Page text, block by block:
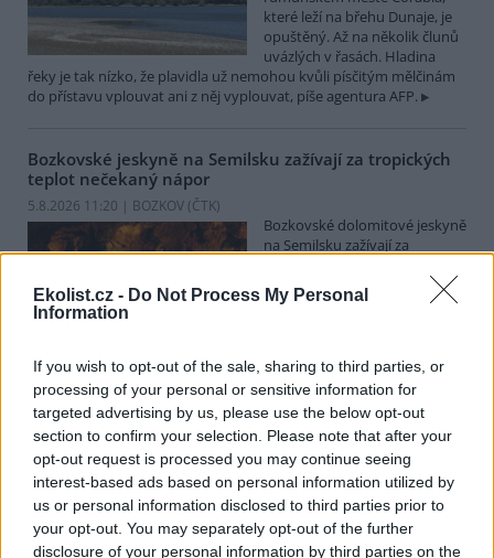
Ekolist.cz - Do Not Process My Personal
Information
If you wish to opt-out of the sale, sharing to third parties, or
processing of your personal or sensitive information for
targeted advertising by us, please use the below opt-out
section to confirm your selection. Please note that after your
opt-out request is processed you may continue seeing
interest-based ads based on personal information utilized by
us or personal information disclosed to third parties prior to
your opt-out. You may separately opt-out of the further
disclosure of your personal information by third parties on the
které leží na břehu Dunaje, je
opuštěný. Až na několik člunů
uvázlých v řasách. Hladina
řeky je tak nízko, že plavidla už nemohou kvůli písčitým mělčinám
do přístavu vplouvat ani z něj vyplouvat, píše agentura AFP.
Bozkovské jeskyně na Semilsku zažívají za tropických
teplot nečekaný nápor
5.8.2026 11:20 | BOZKOV (ČTK)
Bozkovské dolomitové jeskyně
na Semilsku zažívají za
nečekaný nápor. Jde sice o
jedno z nejchladnějších míst v
Libereckém kraji, které má stálou teplotu mezi 7,5 až devíti stupni
Dušana Milky k nim lidé přicházeli spíše v době, když bylo nevlídno.
V pěti zemích Amazonie zatkli stovky lidí kvůli
environmentální kriminalitě
5.8.2026 10:34 | BOGOTÁ (ČTK)
Policisté v pěti zemích ležících
v Amazonii pozatýkali stovky
lidí a zabavili dřevo, minerály i